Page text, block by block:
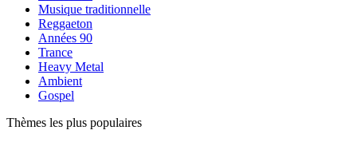
Musique traditionnelle
Reggaeton
Années 90
Trance
Heavy Metal
Ambient
Gospel
Thèmes les plus populaires